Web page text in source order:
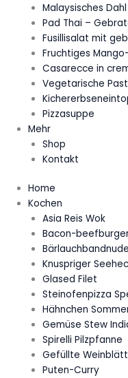
Malaysisches Dahl
Pad Thai –
Fusillisalat mit
Fruchtiges
Casarecce in
Vegetarische
Pizzasuppe
Mehr
Shop
Kontakt
Home
Kochen
Asia Reis Wok
Bacon-
Knuspriger
Glased Filet
Steinofenpizza
Hähnchen
Gemüse Stew
Spirelli Pilzpfanne
Gefüllte
Puten-Curry